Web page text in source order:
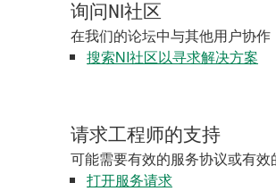
询问NI社区
在我们的论坛中与其他用户协作
搜索NI社区以寻求解决方案
请求工程师的支持
可能需要有效的服务协议或有
打开服务请求